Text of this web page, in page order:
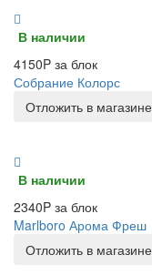
В наличии
4150P за блок
Собрание Колорс
Отложить в магазине
В наличии
2340P за блок
Marlboro Арома Фреш
Отложить в магазине